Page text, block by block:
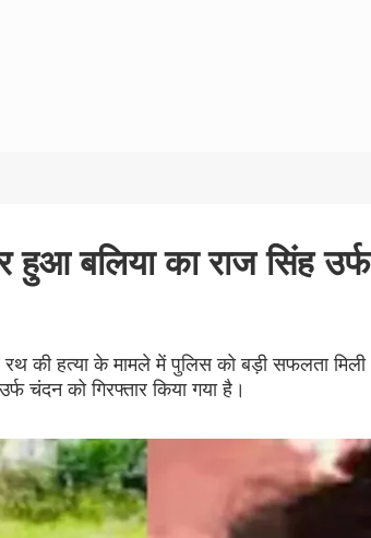
हुआ बलिया का राज सिंह उर्फ
की हत्या के मामले में पुलिस को बड़ी सफलता मिली
चंदन को गिरफ्तार किया गया है।